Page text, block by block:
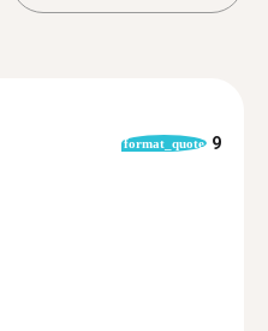
format_quote 9